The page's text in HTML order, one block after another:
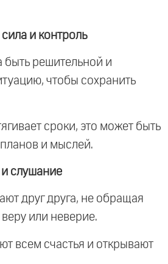
и контроль
решительной и
чтобы сохранить
сроки, это может быть
и мыслей.
слушание
друг друга, не обращая
или неверие.
всем счастья и открывают